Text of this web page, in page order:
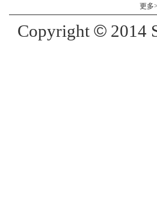
更多
Copyright ©2014